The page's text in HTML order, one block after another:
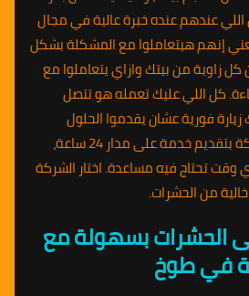
اللي عندهم عنده خبرة عالية في مجال
إنهم هيتعاملوا مع المشكلة بشكل
زاوية من بيتك وازاي يتعاملوا مع
كل اللي عليك تعمله هو تتصل
فورية عشان يقدموا الحلول
المناسبة. مع التزام الشركة بتقديم خدمة على مدار 24 ساعة،
تحتاج فيه مساعدة. اختار الشركة
من الحشرات.
بسهولة مع
في طوخ